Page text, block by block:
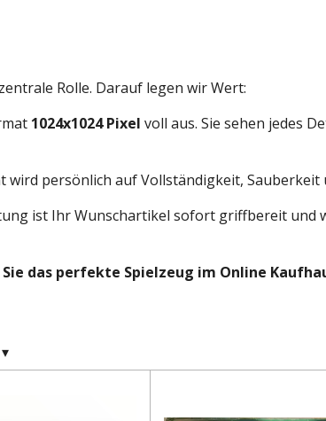
Rolle. Darauf legen wir Wert:
1024x1024 Pixel voll aus. Sie sehen jedes
wird persönlich auf Vollständigkeit,
ist Ihr Wunschartikel sofort griffbereit und
das perfekte Spielzeug im Online
▾